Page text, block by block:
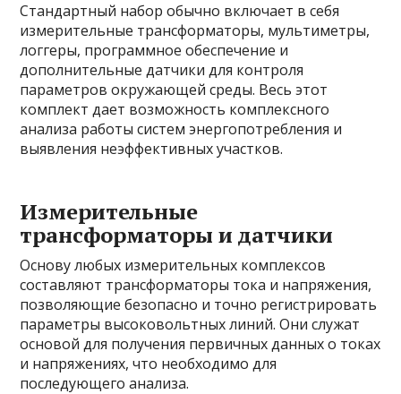
Стандартный набор обычно включает в себя
измерительные трансформаторы, мультиметры,
логгеры, программное обеспечение и
дополнительные датчики для контроля
параметров окружающей среды. Весь этот
комплект дает возможность комплексного
анализа работы систем энергопотребления и
выявления неэффективных участков.
Измерительные
трансформаторы и датчики
Основу любых измерительных комплексов
составляют трансформаторы тока и напряжения,
позволяющие безопасно и точно регистрировать
параметры высоковольтных линий. Они служат
основой для получения первичных данных о токах
и напряжениях, что необходимо для
последующего анализа.